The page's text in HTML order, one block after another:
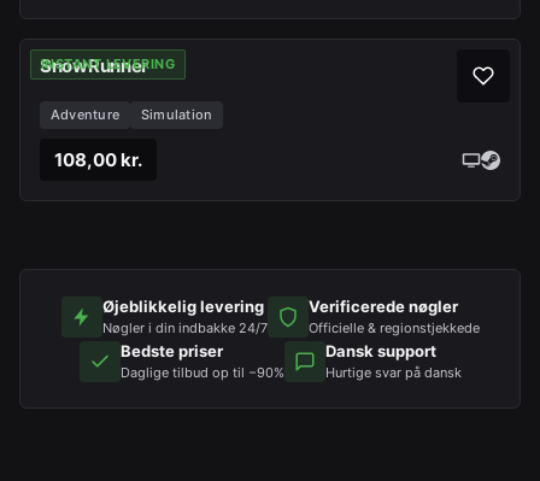
INSTANT LEVERING
SnowRunner
Adventure Simulation
108,00 kr.
Øjeblikkelig levering
Nøgler i din indbakke 24/7
Verificerede nøgler
Officielle & regionstjekkede
Bedste priser
Daglige tilbud op til −90%
Dansk support
Hurtige svar på dansk